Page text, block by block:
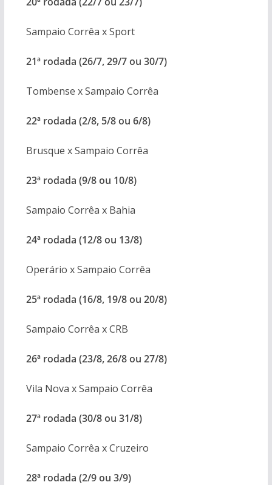
Sampaio Corrêa x Sport
21ª rodada (26/7, 29/7 ou 30/7)
Tombense x Sampaio Corrêa
22ª rodada (2/8, 5/8 ou 6/8)
Brusque x Sampaio Corrêa
23ª rodada (9/8 ou 10/8)
Sampaio Corrêa x Bahia
24ª rodada (12/8 ou 13/8)
Operário x Sampaio Corrêa
25ª rodada (16/8, 19/8 ou 20/8)
Sampaio Corrêa x CRB
26ª rodada (23/8, 26/8 ou 27/8)
Vila Nova x Sampaio Corrêa
27ª rodada (30/8 ou 31/8)
Sampaio Corrêa x Cruzeiro
28ª rodada (2/9 ou 3/9)